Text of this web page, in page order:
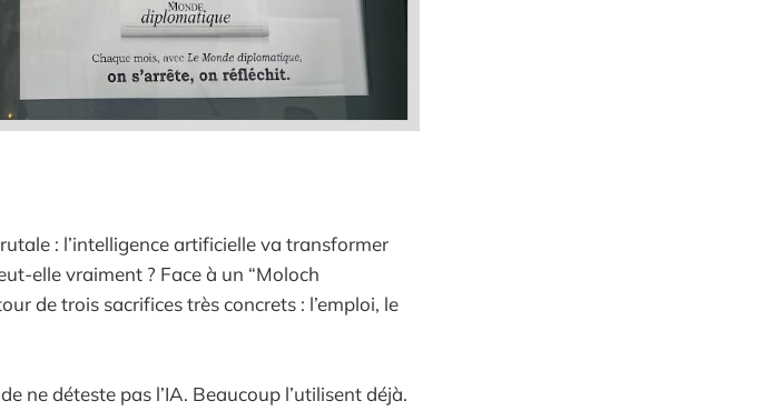
: l’intelligence artificielle va transformer
elle vraiment ? Face à un “Moloch
de trois sacrifices très concrets : l’emploi, le
ne déteste pas l’IA. Beaucoup l’utilisent déjà.